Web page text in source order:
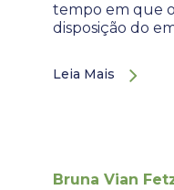
tempo em que
disposição do
Leia Mais
Bruna Vian